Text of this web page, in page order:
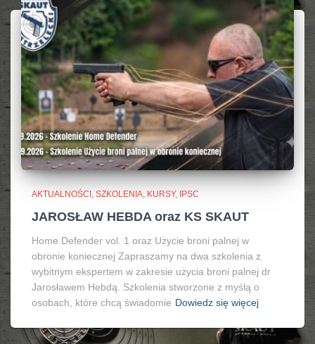
AKTUALNOŚCI, SZKOLENIA, KURSY, IPSC
JAROSŁAW HEBDA oraz KS SKAUT
Home Defender vol. 1 oraz Użycie broni palnej w
obronie koniecznej Zapraszamy na dwa szkolenia z
wybitnym ekspertem w zakresie użycia broni palnej dr
Jarosławem Hebdą. Szkolenia stworzone z myślą o
osobach, które chcą świadomie Dowiedz się więcej